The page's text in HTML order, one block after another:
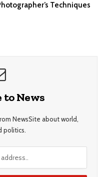
Techniques
to News
NewsSite about world,
politics.